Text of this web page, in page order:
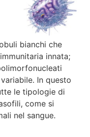
bianchi che
innata;
In questo
le tipologie di
come si
nel sangue.